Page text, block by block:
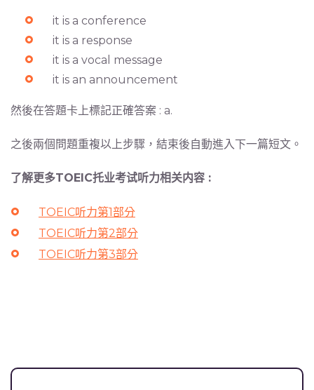
it is a conference
it is a response
it is a vocal message
it is an announcement
然後在答題卡上標記正確答案 : a.
之後兩個問題重複以上步驟，結束後自動進入下一篇短文。
了解更多TOEIC托业考试听力相关内容 :
TOEIC听力第1部分
TOEIC听力第2部分
TOEIC听力第3部分